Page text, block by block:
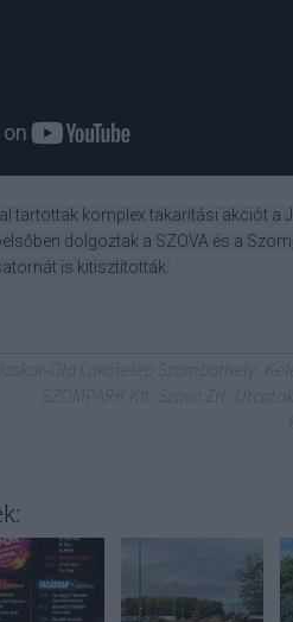
tartottak komplex takarítási akciót a
dolgoztak a SZOVA és a
is kitisztították.